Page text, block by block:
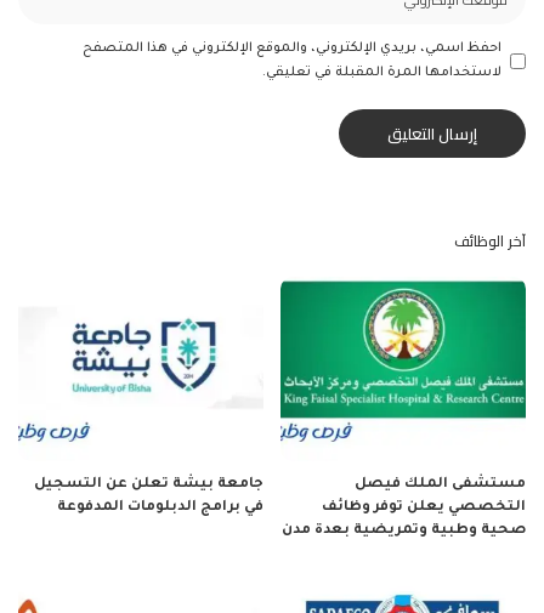
احفظ اسمي، بريدي الإلكتروني، والموقع الإلكتروني في هذا المتصفح
لاستخدامها المرة المقبلة في تعليقي.
آخر الوظائف
مستشفى الملك فيصل
التخصصي يعلن توفر وظائف
صحية وطبية وتمريضية بعدة مدن
جامعة بيشة تعلن عن التسجيل
في برامج الدبلومات المدفوعة